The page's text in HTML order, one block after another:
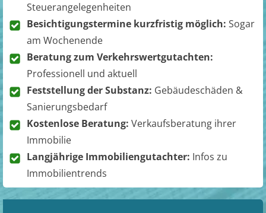
Steuerangelegenheiten
Besichtigungstermine kurzfristig möglich: Sogar
am Wochenende
Beratung zum Verkehrswertgutachten:
Professionell und aktuell
Feststellung der Substanz: Gebäudeschäden &
Sanierungsbedarf
Kostenlose Beratung: Verkaufsberatung ihrer
Immobilie
Langjährige Immobiliengutachter: Infos zu
Immobilientrends